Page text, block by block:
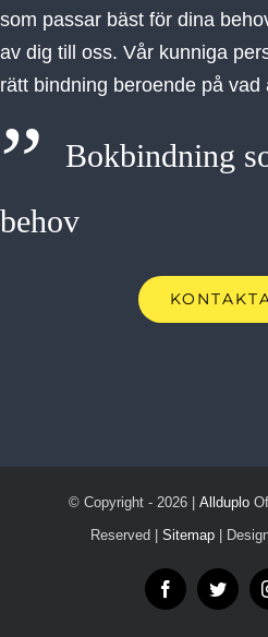
som passar bäst för dina
av dig till oss. Vår kunniga
rätt bindning beroende på vad
”
Bokbindning
behov
© Copyright - 2026 | Allduplo
Reserved | Sitemap |
Facebook